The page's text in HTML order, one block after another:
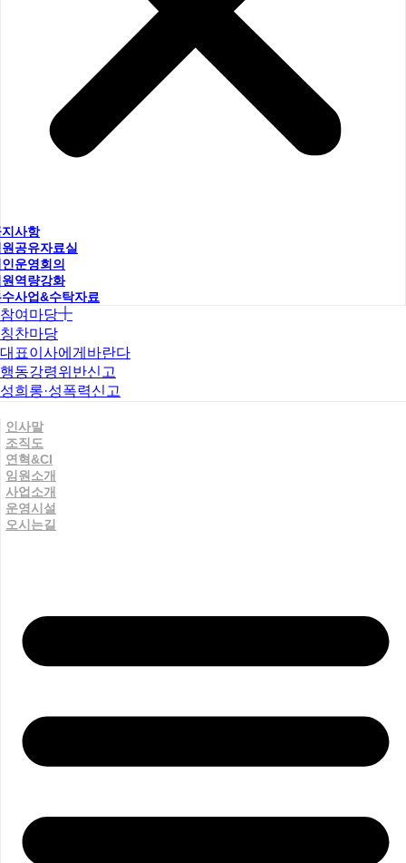
사항
공유자료실
운영회의
역량강화
사업&수탁자료
참여마당
칭찬마당
대표이사에게바란다
행동강령위반신고
성희롱·성폭력신고
인사말
조직도
연혁&CI
임원소개
사업소개
운영시설
오시는길